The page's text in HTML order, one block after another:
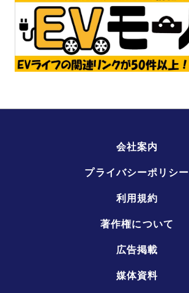
会社案内
プライバシーポリシー
利用規約
著作権について
広告掲載
媒体資料